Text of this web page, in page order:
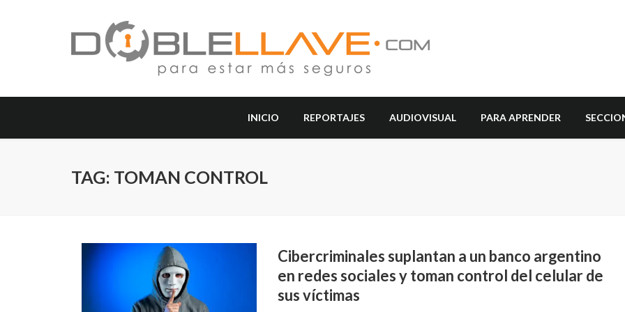
INICIO REPORTAJES AUDIOVISUAL PARA APRENDER
TAG: TOMAN CONTROL
Cibercriminales suplantan a un banco argentino
en redes sociales y toman control del celular de
sus víctimas